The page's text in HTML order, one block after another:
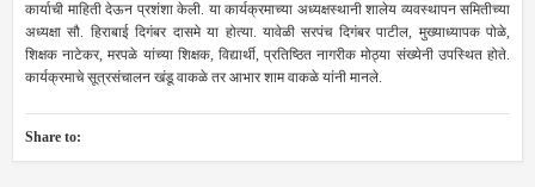
कार्याची माहिती देऊन प्रशंशा केली. या कार्यक्रमाच्‍या अध्‍यक्षस्‍थानी शालेय व्‍यवस्‍थापन समितीच्‍या
अध्‍यक्षा सौ. हिराबाई दिगंबर दासमे या होत्‍या. यावेळी सरपंच दिगंबर पाटील, मुख्‍याध्‍यापक पोळे,
शिक्षक नाटेकर, मरपळे यांच्‍या शिक्षक, विद्यार्थी, प्रतिष्ठित नागरीक मोठ्या संख्‍येनी उपस्थित होते.
कार्यक्रमाचे सूत्रसंचालन खंडू वाकळे तर आभार शाम वाकळे यांनी मानले.
Share to: